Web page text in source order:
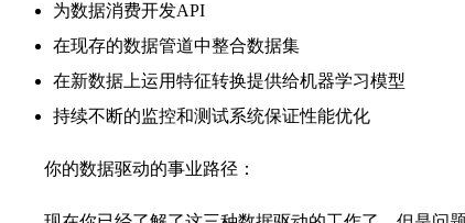
为数据消费开发API
在现存的数据管道中整合数据集
在新数据上运用特征转换提供给机器学习模型
持续不断的监控和测试系统保证性能优化
你的数据驱动的事业路径：